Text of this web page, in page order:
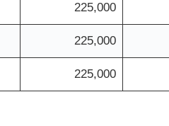
225,000
225,000
225,000